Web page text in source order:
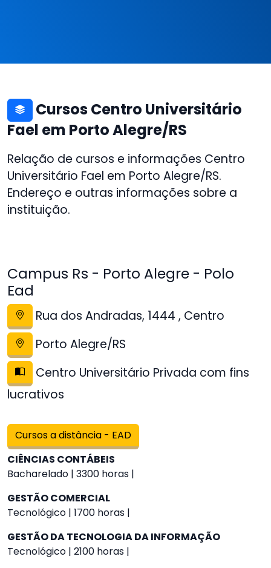
Cursos Centro Universitário
Fael em Porto Alegre/RS
Relação de cursos e informações Centro
Universitário Fael em Porto Alegre/RS.
Endereço e outras informações sobre a
instituição.
Campus Rs - Porto Alegre - Polo
Ead
Rua dos Andradas, 1444 , Centro
Porto Alegre/RS
Centro Universitário Privada com fins
lucrativos
Cursos a distância - EAD
CIÊNCIAS CONTÁBEIS
Bacharelado | 3300 horas |
GESTÃO COMERCIAL
Tecnológico | 1700 horas |
GESTÃO DA TECNOLOGIA DA INFORMAÇÃO
Tecnológico | 2100 horas |